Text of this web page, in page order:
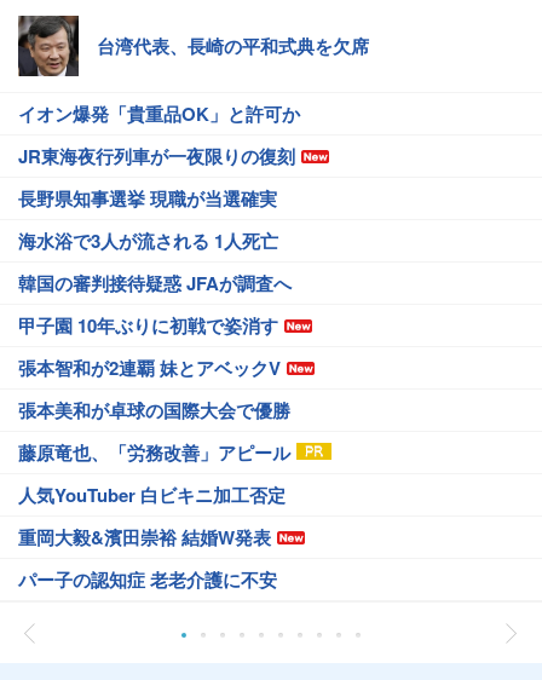
台湾代表、長崎の平和式典を欠席
イオン爆発「貴重品OK」と許可か
JR東海夜行列車が一夜限りの復刻
長野県知事選挙 現職が当選確実
海水浴で3人が流される 1人死亡
韓国の審判接待疑惑 JFAが調査へ
甲子園 10年ぶりに初戦で姿消す
張本智和が2連覇 妹とアベックV
張本美和が卓球の国際大会で優勝
藤原竜也、「労務改善」アピール
人気YouTuber 白ビキニ加工否定
重岡大毅&濱田崇裕 結婚W発表
パー子の認知症 老老介護に不安